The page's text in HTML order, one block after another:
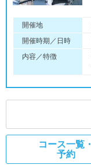
開催地
開催時期／日時
内容／特徴
コース一覧・
予約